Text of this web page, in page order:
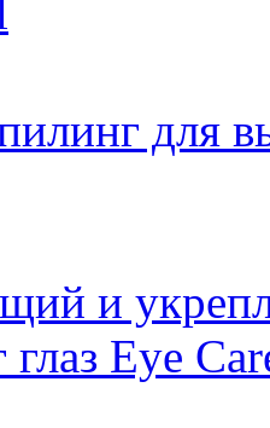
для
и
Eye